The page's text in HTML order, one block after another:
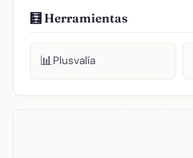
🧮 Herramientas
📊Plusvalía